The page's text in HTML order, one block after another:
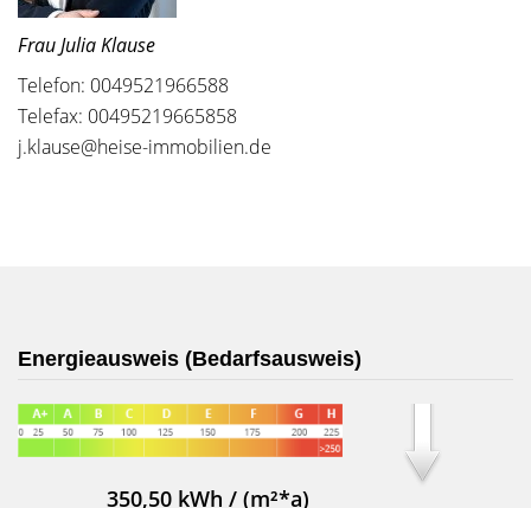
Frau Julia Klause
Telefon: 0049521966588
Telefax: 00495219665858
j.klause@heise-immobilien.de
Energieausweis (Bedarfsausweis)
350,50 kWh / (m²*a)